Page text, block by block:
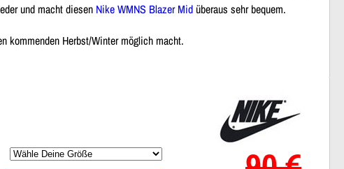
und macht diesen Nike WMNS Blazer Mid überaus sehr bequem.
kommenden Herbst/Winter möglich macht.